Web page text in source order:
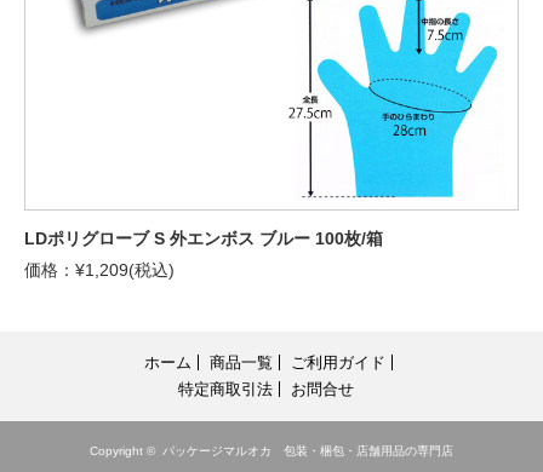
LDポリグローブ S 外エンボス ブルー 100枚/箱
価格：¥1,209(税込)
ホーム 商品一覧
ご利用ガイド
特定商取引法
お問合せ
Copyright © パッケージマルオカ 包装・梱包・店舗用品の専門店